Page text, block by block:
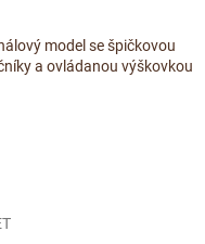
model se špičkovou
a ovládanou výškovkou